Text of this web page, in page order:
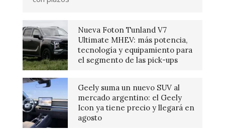
Nueva Foton Tunland V7
Ultimate MHEV: más potencia,
tecnología y equipamiento para
el segmento de las pick-ups
Geely suma un nuevo SUV al
mercado argentino: el Geely
Icon ya tiene precio y llegará en
agosto